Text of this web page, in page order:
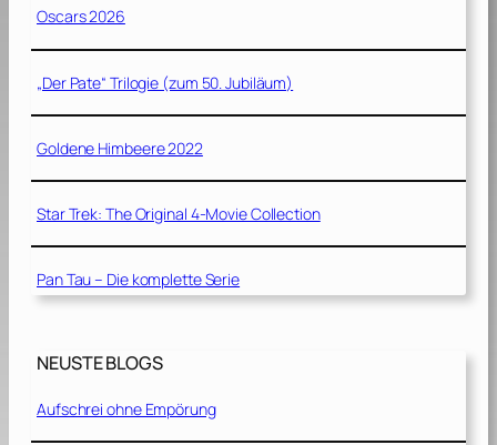
Oscars 2026
„Der Pate“ Trilogie (zum 50. Jubiläum)
Goldene Himbeere 2022
Star Trek: The Original 4-Movie Collection
Pan Tau – Die komplette Serie
NEUSTE BLOGS
Aufschrei ohne Empörung